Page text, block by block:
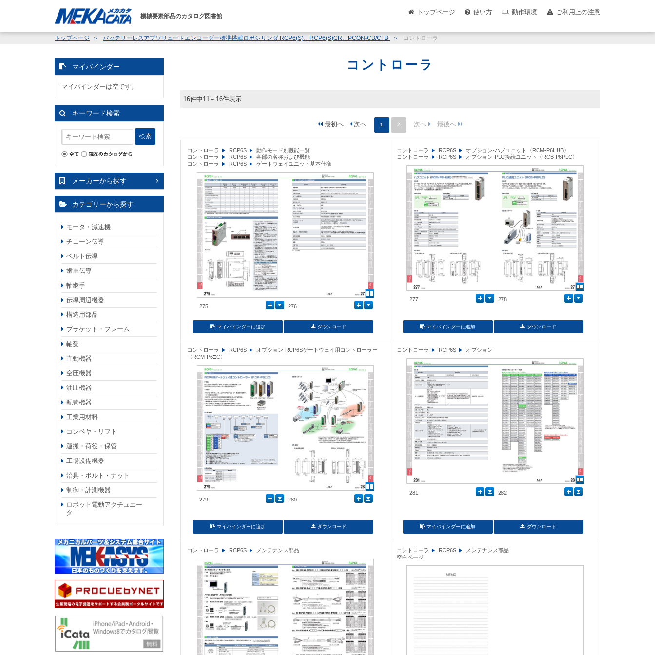
機械要素部品のカタログ図書館
トップページ 使い方 動作環境 ご利用上の注意
トップページ バッテリーレスアブソリュートエンコーダー標準搭載ロボシリンダ RCP6(S)、RCP6(S)CR、PCON-CB/CFB コントローラ
コントローラ
16件中11～16件表示
1 2
コントローラ RCP6S
動作モード別機能一覧
コントローラ
RCP6S
各部の名称および機能
コントローラ
RCP6S ゲートウェイユニット基本仕様
275 276
マイバインダーに追加 ダウンロード
コントローラ RCP6S
オプション-ハブユニット〈RCM-P6HUB〉
コントローラ
RCP6S オプション-PLC接続ユニット〈RCB-P6PLC〉
277 278
マイバインダーに追加 ダウンロード
コントローラ RCP6S
オプション-RCP6Sゲートウェイ用コントローラー
〈RCM-P6□C〉
279 280
マイバインダーに追加 ダウンロード
コントローラ RCP6S オプション
281 282
マイバインダーに追加 ダウンロード
コントローラ RCP6S メンテナンス部品 コントローラ RCP6S
メンテナンス部品
空白ページ
マイバインダー
マイバインダーは空です。
キーワード検索
検索
メーカーから探す
カテゴリーから探す
モータ・減速機
チェーン伝導
ベルト伝導
歯車伝導
軸継手
伝導周辺機器
構造用部品
ブラケット・フレーム
軸受
直動機器
空圧機器
油圧機器
配管機器
工業用材料
コンベヤ・リフト
運搬・荷役・保管
工場設備機器
治具・ボルト・ナット
制御・計測機器
ロボット電動アクチュエー
タ